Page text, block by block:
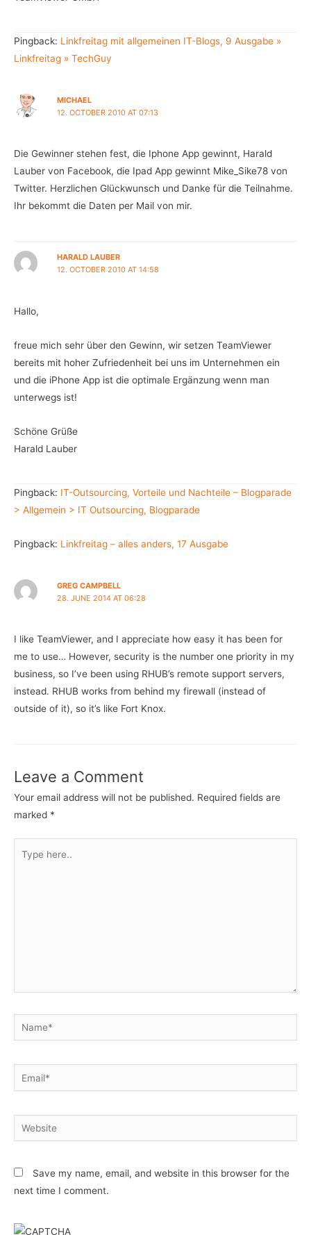
Pingback: Linkfreitag mit allgemeinen IT-Blogs, 9 Ausgabe »
Linkfreitag » TechGuy
MICHAEL
12. OCTOBER 2010 AT 07:13
Die Gewinner stehen fest, die Iphone App gewinnt, Harald
Lauber von Facebook, die Ipad App gewinnt Mike_Sike78 von
Twitter. Herzlichen Glückwunsch und Danke für die Teilnahme.
Ihr bekommt die Daten per Mail von mir.
HARALD LAUBER
12. OCTOBER 2010 AT 14:58
Hallo,
freue mich sehr über den Gewinn, wir setzen TeamViewer
bereits mit hoher Zufriedenheit bei uns im Unternehmen ein
und die iPhone App ist die optimale Ergänzung wenn man
unterwegs ist!
Schöne Grüße
Harald Lauber
Pingback: IT-Outsourcing, Vorteile und Nachteile – Blogparade
> Allgemein > IT Outsourcing, Blogparade
Pingback: Linkfreitag – alles anders, 17 Ausgabe
GREG CAMPBELL
28. JUNE 2014 AT 06:28
I like TeamViewer, and I appreciate how easy it has been for
me to use… However, security is the number one priority in my
business, so I’ve been using RHUB’s remote support servers,
instead. RHUB works from behind my firewall (instead of
outside of it), so it’s like Fort Knox.
Leave a Comment
Your email address will not be published. Required fields are
marked *
here..
Name*
Email*
Website
Save my name, email, and website in this browser for the
next time I comment.